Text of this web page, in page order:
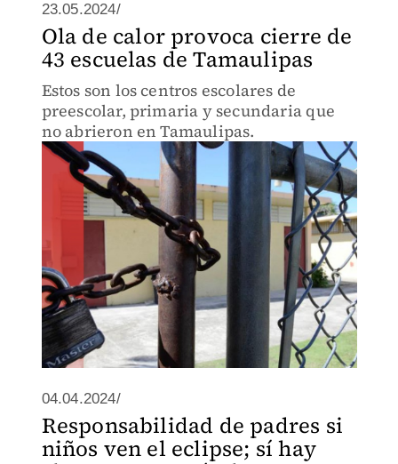
23.05.2024/
Ola de calor provoca cierre de
43 escuelas de Tamaulipas
Estos son los centros escolares de
preescolar, primaria y secundaria que
no abrieron en Tamaulipas.
04.04.2024/
Responsabilidad de padres si
niños ven el eclipse; sí hay